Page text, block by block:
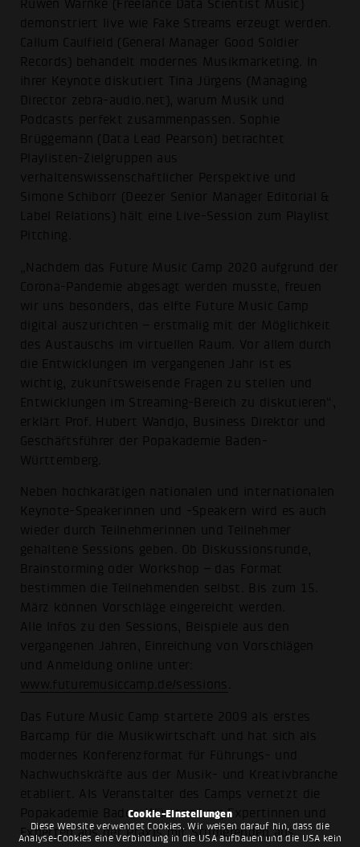
Cookie-Einstellungen
Diese Website verwendet Cookies. Wir weisen darauf hin, dass die
Analyse-Cookies eine Verbindung in die USA aufbauen und die USA kein
Ruwen Warnke (Freelance Data Scientist Music)
demonstriert live wie Fake Streams erzeugt werden.
Callum Caulfield (General Manager Good Soldier
Records) behandelt modernes Musikmarketing. In
ihrer Keynote diskutiert Tina Jürgens (Managing
Director zebra-audio.net), warum Musik und
Podcasts perfekt zusammenpassen. Sophie
Brüggemann (Data Lead Pearson) betrachtet
Playlisten-Zielgruppen aus
verhaltenswissenschaftlicher Perspektive und
Simone Schiborr (Deezer Senior Manager Editorial &
Label Relations) hält eine Live-Session zum Playlist
Pitching.
„Nachdem das Future Music Camp 2020 aufgrund der
Corona-Pandemie abgesagt werden musste, freuen
wir uns besonders, das elfte Future Music Camp
digital auszurichten – erstmalig mit der Möglichkeit
des Austauschs im virtuellen Raum. Vor allem durch
die Entwicklungen im vergangenen Jahr ist es
wichtig, zukunftsweisende Fragen zu stellen und
Entwicklungen im Streaming-Bereich zu diskutieren“,
erklärt Prof. Hubert Wandjo, Business Direktor und
Geschäftsführer der Popakademie Baden-
Württemberg.
Neben hochkarätigen nationalen und internationalen
Keynote-Speakerinnen und -Speakern wird es auch
wieder durch Teilnehmerinnen und Teilnehmer
gehaltene Sessions geben. Ob Diskussionsrunde,
Brainstorming oder Workshop – das Format
bestimmen die Teilnehmenden selbst. Bis zum 15.
März können Vorschläge eingereicht werden.
Alle Infos zu den Sessions, Beispiele aus den
vergangenen Jahren, Einreichung von Vorschlägen
und Anmeldung online unter:
www.futuremusiccamp.de/sessions
Das Future Music Camp startete 2009 als erstes
Barcamp für die Musikwirtschaft und hat sich als
modernes Konferenzformat für Führungs- und
Nachwuchskräfte aus der Musik- und Kreativbranche
etabliert. Als Veranstalter des Camps vernetzt die
Popakademie Baden-Württemberg Expertinnen und
Experten aus der Praxis mit Studierenden aus